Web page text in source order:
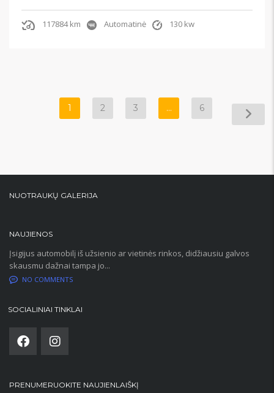
117884 km Automatinė 130 kw
1 2 3 … 6
NUOTRAUKŲ GALERIJA
NAUJIENOS
Įsigijus automobilį iš užsienio ar vietinės rinkos, didžiausiu galvos
skausmu dažnai tampa jo...
NO COMMENTS
SOCIALINIAI TINKLAI
PRENUMERUOKITE NAUJIENLAIŠKĮ